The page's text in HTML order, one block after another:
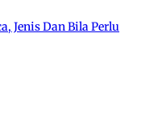
Jenis Dan Bila Perlu